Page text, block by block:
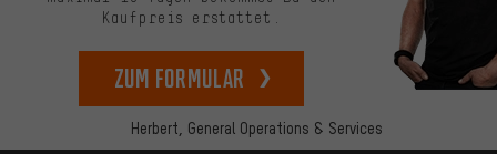
Herbert, General Operations & Services
Kaufpreis erstattet.
zum Formular